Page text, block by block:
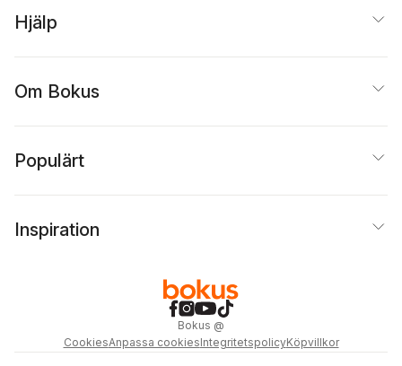
Hjälp
Om Bokus
Populärt
Inspiration
Bokus @
CookiesAnpassa cookiesIntegritetspolicyKöpvillkor